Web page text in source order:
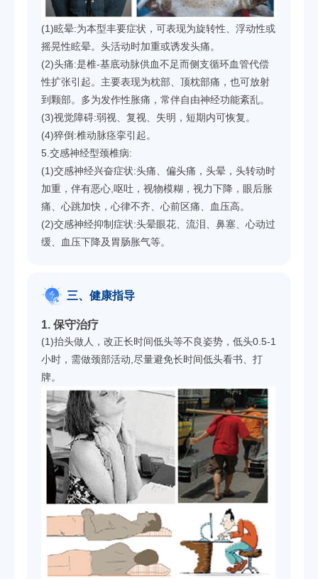
(1)眩晕:为本型丰要症状，可表现为旋转性、浮动性或
摇晃性眩晕。头活动时加重或诱发头痛。
(2)头痛:是椎-基底动脉供血不足而侧支循环血管代偿
性扩张引起。主要表现为枕部、顶枕部痛，也可放射
到颗部。多为发作性胀痛，常伴自由神经功能紊乱。
(3)视觉障碍:弱视、复视、失明，短期内可恢复。
(4)猝倒:椎动脉痉挛引起。
5.交感神经型颈椎病:
(1)交感神经兴奋症状:头痛、偏头痛，头晕，头转动时
加重，伴有恶心,呕吐，视物模糊，视力下降，眼后胀
痛、心跳加快，心律不齐、心前区痛、血压高。
(2)交感神经抑制症状:头晕眼花、流泪、鼻塞、心动过
缓、血压下降及胃肠胀气等。
三、健康指导
1. 保守治疗
(1)抬头做人，改正长时间低头等不良姿势，低头0.5-1
小时，需做颈部活动,尽量避免长时间低头看书、打
牌。